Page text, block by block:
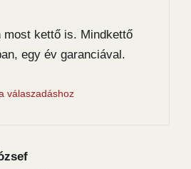
most kettő is. Mindkettő
egy év garanciával.
válaszadáshoz